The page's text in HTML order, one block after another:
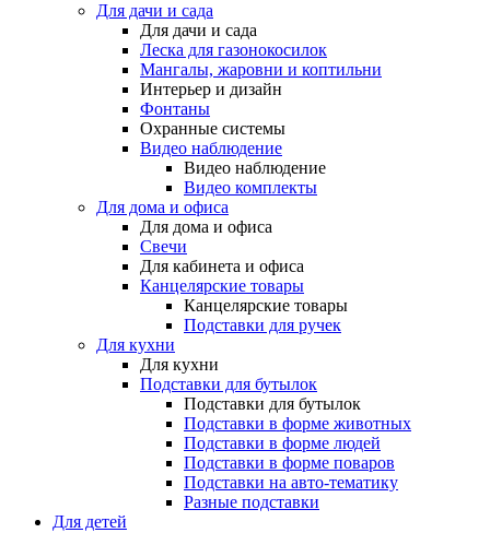
Для дачи и сада
Для дачи и сада
Леска для газонокосилок
Мангалы, жаровни и коптильни
Интерьер и дизайн
Фонтаны
Охранные системы
Видео наблюдение
Видео наблюдение
Видео комплекты
Для дома и офиса
Для дома и офиса
Свечи
Для кабинета и офиса
Канцелярские товары
Канцелярские товары
Подставки для ручек
Для кухни
Для кухни
Подставки для бутылок
Подставки для бутылок
Подставки в форме животных
Подставки в форме людей
Подставки в форме поваров
Подставки на авто-тематику
Разные подставки
Для детей